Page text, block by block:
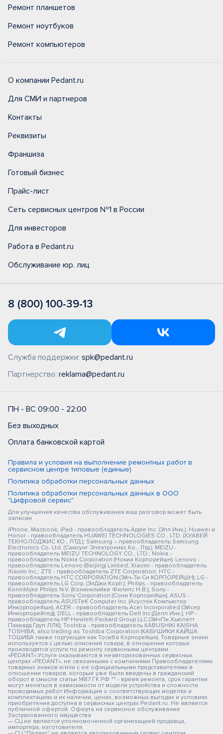
Ремонт планшетов
Ремонт ноутбуков
Ремонт компьютеров
О компании Pedant.ru
Для СМИ и партнеров
Контакты
Реквизиты
Франшиза
Готовый бизнес
Прайс-лист
Сеть сервисных центров №1 в России
Для инвесторов
Работа в Pedant.ru
Обслуживание юр. лиц
8 (800) 100-39-13
Служба поддержки: spk@pedant.ru
Партнерство: reklama@pedant.ru
ПН - ВС 09:00 - 22:00
Без выходных
Оплата банковской картой
Правила и условия на выполнение ремонтных работ в
сервисном центре типовые (единые)
Политика обработки персональных данных
Политика обработки персональных данных в ООО
"Цифровой сервис"
Для улучшения качества обслуживания ваш разговор может быть
записан
iPhone, Macbook, iPad - правообладатель Apple Inc. (Эпл Инк.); Huawei и
Honor - правообладатель HUAWEI TECHNOLOGIES CO., LTD. (ХУАВЕЙ
ТЕКНОЛОДЖИС КО., ЛТД.); Samsung – правообладатель Samsung
Electronics Co. Ltd. (Самсунг Электроникс Ко., Лтд.); MEIZU -
правообладатель MEIZU TECHNOLOGY CO., LTD.; Nokia -
правообладатель Nokia Corporation (Нокиа Корпорейшн); Lenovo -
правообладатель Lenovo (Beijing) Limited; Xiaomi - правообладатель
Xiaomi Inc.; ZTE - правообладатель ZTE Corporation; HTC -
правообладатель HTC CORPORATION (Эйч-Ти-Си КОРПОРЕЙШН); LG -
правообладатель LG Corp. (ЭлДжи Корп.); Philips - правообладатель
Koninklijke Philips N.V. (Конинклийке Филипс Н.В.); Sony -
правообладатель Sony Corporation (Сони Корпорейшн); ASUS -
правообладатель ASUSTeK Computer Inc. (Асустек Компьютер
Инкорпорейшн); ACER - правообладатель Acer Incorporated (Эйсер
Инкорпорейтед); DELL - правообладатель Dell Inc.(Делл Инк.); HP -
правообладатель HP Hewlett-Packard Group LLC (ЭйчПи Хьюлетт
Паккард Груп ЛЛК); Toshiba - правообладатель KABUSHIKI KAISHA
TOSHIBA, also trading as Toshiba Corporation (КАБУШИКИ КАЙША
ТОШИБА также торгующая как Тосиба Корпорейшн). Товарные знаки
используется с целью описания товара, в отношении которых
производятся услуги по ремонту сервисными центрами
«PEDANT».Услуги оказываются в неавторизованных сервисных
центрах «PEDANT», не связанными с компаниями Правообладателями
товарных знаков и/или с ее официальными представителями в
отношении товаров, которые уже были введены в гражданский
оборот в смысле статьи 1487 ГК РФ ** - время ремонта, срок гарантии
могут меняться в зависимости от модели устройства и сложности
проводимых работ Информация о соответствующих моделях и
комплектациях и их наличии, ценах, возможных выгодах и условиях
приобретения доступна в сервисных центрах Pedant.ru. Не является
публичной офертой. Оферта на сервисное обслуживание
Застрахованного имущества
— СЦ не является уполномоченной организацией продавца,
импортера, изготовителя.